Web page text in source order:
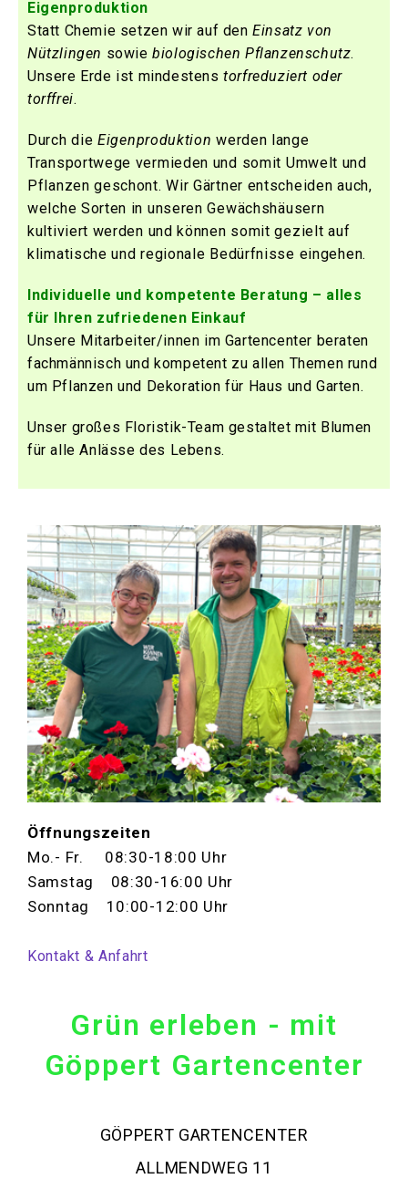
Eigenproduktion
Statt Chemie setzen wir auf denEinsatz von
Nützlingen sowiebiologischen Pflanzenschutz.
Unsere Erde ist mindestenstorfreduziert oder
torffrei.
Durch die Eigenproduktion werden lange
Transportwege vermieden und somit Umwelt und
Pflanzen geschont. Wir Gärtner entscheiden auch,
welche Sorten in unseren Gewächshäusern
kultiviert werden und können somit gezielt auf
klimatische und regionale Bedürfnisse eingehen.
Individuelle und kompetente Beratung – alles
für Ihren zufriedenen Einkauf
Unsere Mitarbeiter/innen im Gartencenter beraten
fachmännisch und kompetent zu allen Themen rund
um Pflanzen und Dekoration für Haus und Garten.
Unser großes Floristik-Team gestaltet mit Blumen
für alle Anlässe des Lebens.
Öffnungszeiten
Mo.- Fr. 08:30-18:00 Uhr
Samstag 08:30-16:00 Uhr
Sonntag 10:00-12:00 Uhr
Kontakt & Anfahrt
Grün erleben - mit
Göppert Gartencenter
GÖPPERT GARTENCENTER
ALLMENDWEG 11